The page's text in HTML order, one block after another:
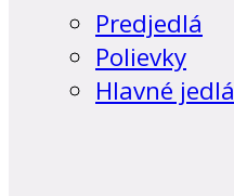
Predjedlá
Polievky
Hlavné jedlá